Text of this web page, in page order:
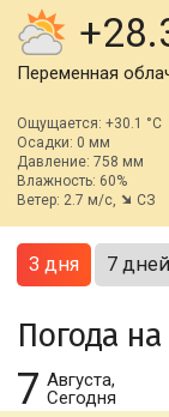
Переменная
Ощущается: +30.1 °C
Осадки: 0 мм
Давление: 758 мм
Влажность: 60%
Ветер: 2.7 м/с,
СЗ
3 дня 7 дней
Погода на
7 Августа,
Сегодня